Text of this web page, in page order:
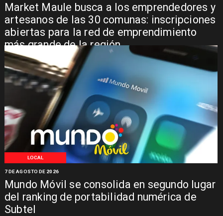
Market Maule busca a los emprendedores y
artesanos de las 30 comunas: inscripciones
abiertas para la red de emprendimiento
más grande de la región
LOCAL
Mundo Móvil se consolida en segundo lugar
del ranking de portabilidad numérica de
Subtel
7 DE AGOSTO DE 2026